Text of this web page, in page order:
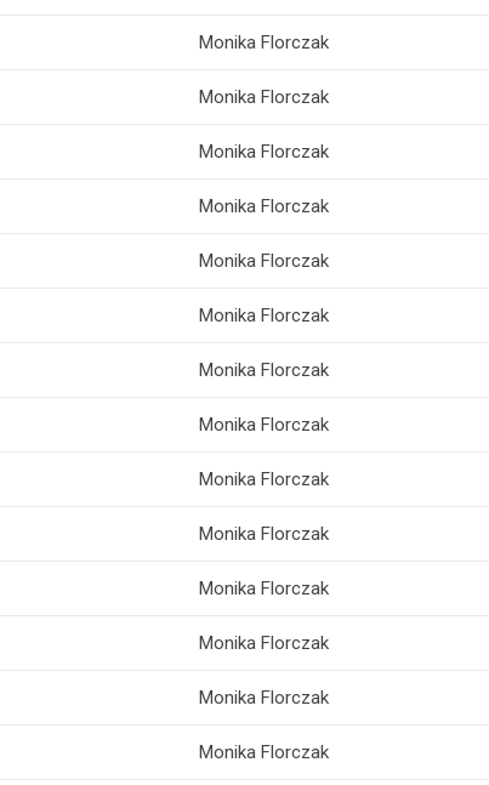
Monika Florczak
Monika Florczak
Monika Florczak
Monika Florczak
Monika Florczak
Monika Florczak
Monika Florczak
Monika Florczak
Monika Florczak
Monika Florczak
Monika Florczak
Monika Florczak
Monika Florczak
Monika Florczak